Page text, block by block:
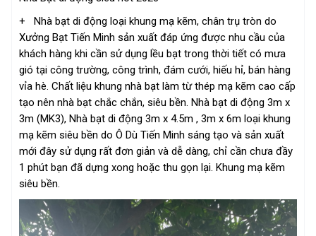
+ Nhà bạt di động loại khung mạ kẽm, chân trụ tròn do
Xưởng Bạt Tiến Minh sản xuất đáp ứng được nhu cầu của
khách hàng khi cần sử dụng lều bạt trong thời tiết có mưa
gió tại công trường, công trình, đám cưới, hiếu hỉ, bán hàng
vỉa hè. Chất liệu khung nhà bạt làm từ thép mạ kẽm cao cấp
tạo nên nhà bạt chắc chắn, siêu bền. Nhà bạt di động 3m x
3m (MK3), Nhà bạt di động 3m x 4.5m , 3m x 6m loại khung
mạ kẽm siêu bền do Ô Dù Tiến Minh sáng tạo và sản xuất
mới đây sử dụng rất đơn giản và dễ dàng, chỉ cần chưa đầy
1 phút bạn đã dựng xong hoặc thu gọn lại. Khung mạ kẽm
siêu bền.